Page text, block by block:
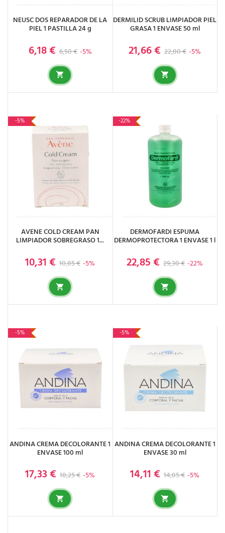
NEUSC DOS REPARADOR DE LA
PIEL 1 PASTILLA 24 g
Precio base
6,50 € -5%
Precio
6,18 €
DERMILID SCRUB LIMPIADOR PIEL
GRASA 1 ENVASE 50 ml
Precio base
22,80 € -5%
Precio
21,66 €
-5%
AVENE COLD CREAM PAN
LIMPIADOR SOBREGRASO 1...
Precio base
10,85 € -5%
Precio
10,31 €
-22%
DERMOFARDI ESPUMA
DERMOPROTECTORA 1 ENVASE 1 l
Precio base
29,30 € -22%
Precio
22,85 €
-5%
ANDINA CREMA DECOLORANTE 1
ENVASE 100 ml
Precio base
18,25 € -5%
Precio
17,33 €
-5%
ANDINA CREMA DECOLORANTE 1
ENVASE 30 ml
Precio base
14,85 € -5%
Precio
14,11 €